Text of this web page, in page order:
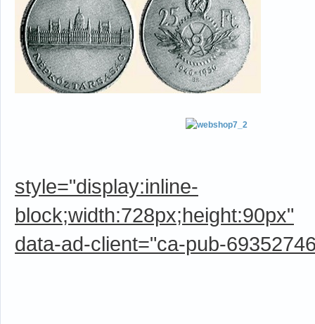
style="display:inline-
block;width:728px;height:90px"
data-ad-client="ca-pub-